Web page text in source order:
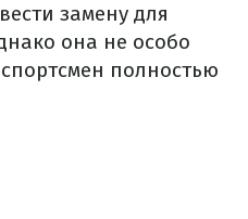
замену для
она не особо
полностью